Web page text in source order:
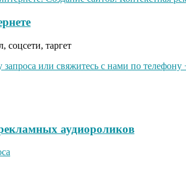
соцсети, таргет
запроса или свяжитесь с нами по
аудиороликов